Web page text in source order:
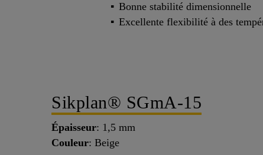
Bonne stabilité dimensionnelle
Excellente flexibilité à des
Sikplan® SGmA-15
Épaisseur: 1,5 mm
Couleur: Beige